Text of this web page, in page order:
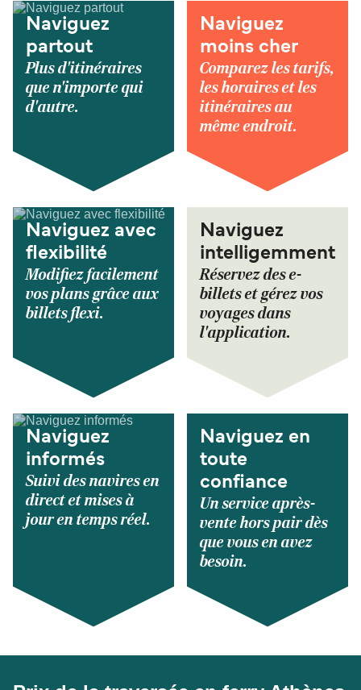
Naviguez
partout
Plus d'itinéraires
que n'importe qui
d'autre.
Naviguez
moins cher
Comparez les tarifs,
les horaires et les
itinéraires au
même endroit.
Naviguez avec
flexibilité
Modifiez facilement
vos plans grâce aux
billets flexi.
Naviguez
intelligemment
Réservez des e-
billets et gérez vos
voyages dans
l'application.
Naviguez
informés
Suivi des navires en
direct et mises à
jour en temps réel.
Naviguez en
toute
confiance
Un service après-
vente hors pair dès
que vous en avez
besoin.